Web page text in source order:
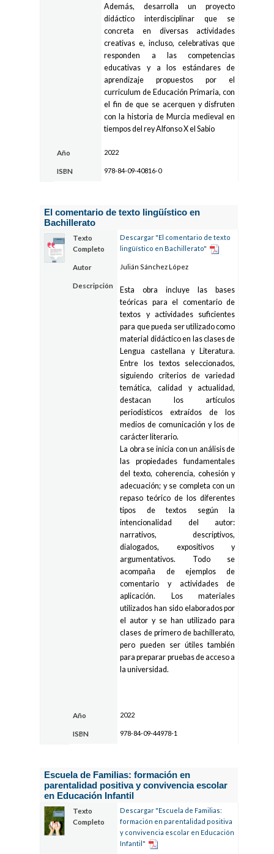
Además, desarrolla un proyecto
didáctico interdisciplinar que se
concreta en diversas actividades
creativas e, incluso, celebrativas que
responden a las competencias
educativas y a los estándares de
aprendizaje propuestos por el
curriculum de Educación Primaria, con
el fin de que se acerquen y disfruten
con la historia de Murcia medieval en
tiempos del rey Alfonso X el Sabio
Año 2022
ISBN 978-84-09-40816-0
El comentario de texto lingüístico en
Bachillerato
Texto
Completo
Descargar "El comentario de texto
lingüístico en Bachillerato"
Autor Julián Sánchez López
Descripción
Esta obra incluye las bases
teóricas para el comentario de
textos y actividades suficientes
para que pueda ser utilizado como
material didáctico en las clases de
Lengua castellana y Literatura.
Entre los textos seleccionados,
siguiendo criterios de variedad
temática, calidad y actualidad,
destacan los artículos
periodísticos extraídos de los
medios de comunicación y los de
carácter literario.
La obra se inicia con un análisis de
las propiedades fundamentales
del texto, coherencia, cohesión y
adecuación; y se completa con un
repaso teórico de los diferentes
tipos de textos según la
intencionalidad del autor:
narrativos, descriptivos,
dialogados, expositivos y
argumentativos. Todo se
acompaña de ejemplos de
comentario y actividades de
aplicación. Los materiales
utilizados han sido elaborados por
el autor y se han utilizado para
clases de primero de bachillerato,
pero pueden ser útiles también
para preparar pruebas de acceso a
la universidad.
Año 2022
ISBN 978-84-09-44978-1
Escuela de Familias: formación en
parentalidad positiva y convivencia escolar
en Educación Infantil
Texto
Completo
Descargar "Escuela de Familias:
formación en parentalidad positiva
y convivencia escolar en Educación
Infantil"